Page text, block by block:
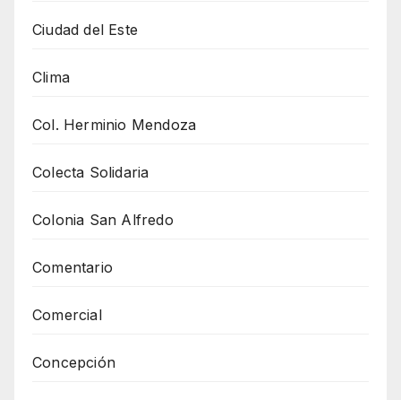
Ciudad del Este
Clima
Col. Herminio Mendoza
Colecta Solidaria
Colonia San Alfredo
Comentario
Comercial
Concepción